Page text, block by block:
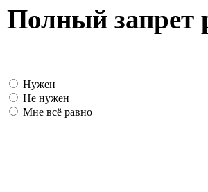
Полный
Нужен
Не нужен
Мне всё равно